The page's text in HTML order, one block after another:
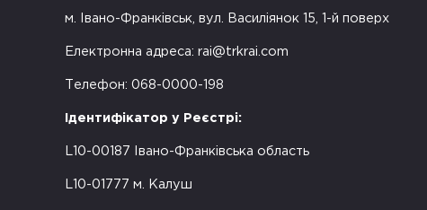
м. Івано-Франківськ, вул. Василіянок 15, 1-й поверх
Електронна адреса: rai@trkrai.com
Телефон: 068-0000-198
Ідентифікатор у Реєстрі:
L10-00187 Івано-Франківська область
L10-01777 м. Калуш